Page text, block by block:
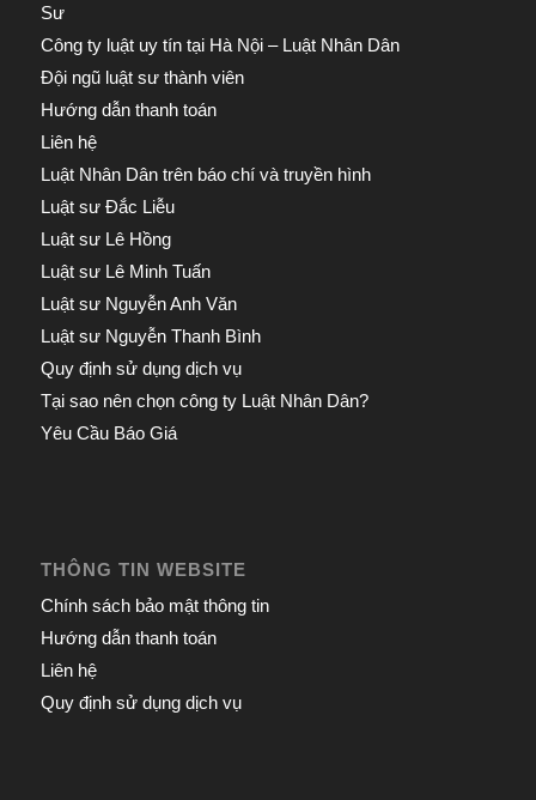
Sư
Công ty luật uy tín tại Hà Nội – Luật Nhân Dân
Đội ngũ luật sư thành viên
Hướng dẫn thanh toán
Liên hệ
Luật Nhân Dân trên báo chí và truyền hình
Luật sư Đắc Liễu
Luật sư Lê Hồng
Luật sư Lê Minh Tuấn
Luật sư Nguyễn Anh Văn
Luật sư Nguyễn Thanh Bình
Quy định sử dụng dịch vụ
Tại sao nên chọn công ty Luật Nhân Dân?
Yêu Cầu Báo Giá
THÔNG TIN WEBSITE
Chính sách bảo mật thông tin
Hướng dẫn thanh toán
Liên hệ
Quy định sử dụng dịch vụ